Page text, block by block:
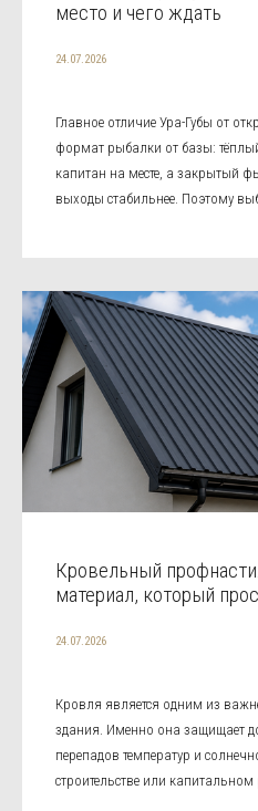
место и чего ждать
24.07.2026
Главное отличие Ура-Губы от
формат рыбалки от базы:
капитан на месте, а закрытый
выходы стабильнее. Поэтому
Кровельный
материал, который
24.07.2026
Кровля является одним из
здания. Именно она защищает
перепадов температур и
строительстве или капитальном